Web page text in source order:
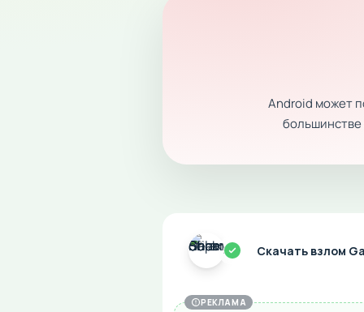
Android может
большинстве
Скачать взлом
РЕКЛАМА